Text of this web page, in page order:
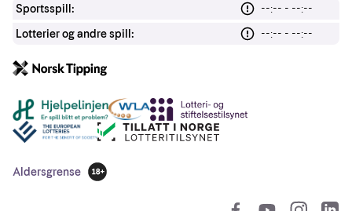
Sportsspill:
--:-- - --:--
Lotterier og andre spill:
--:-- - --:--
Andre lenker
Aldersgrense
18 år